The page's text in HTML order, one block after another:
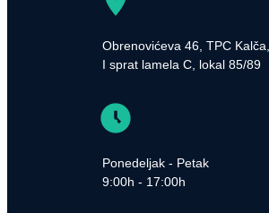
Obrenovićeva 46, TPC Kalča,
I sprat lamela C, lokal 85/89
Ponedeljak - Petak
9:00h - 17:00h